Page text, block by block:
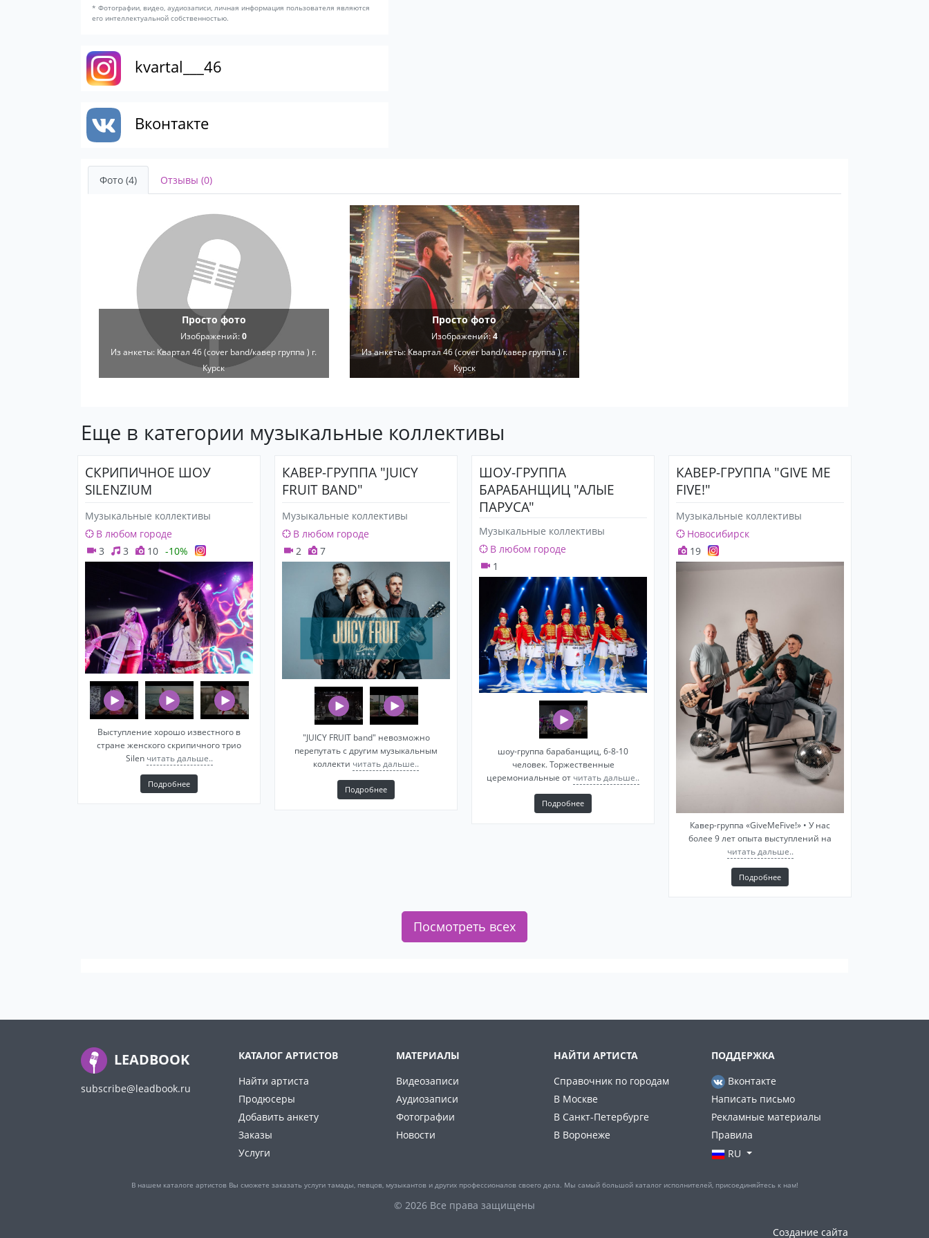
* Фотографии, видео, аудиозаписи, личная информация пользователя являются
его интеллектуальной собственностью.
kvartal___46
Вконтакте
Фото (4) Отзывы (0)
Просто фото
Изображений:0
Из анкеты: Квартал 46 (cover band/кавер группа ) г.
Курск
Просто фото
Изображений:4
Из анкеты:Квартал 46 (cover band/кавер группа ) г.
Курск
Еще в категории музыкальные коллективы
СКРИПИЧНОЕ ШОУ
SILENZIUM
Музыкальные коллективы
В любом городе
3
3 10 -10%
Выступление хорошо известного в
стране женского скрипичного трио
Silen читать дальше..
Подробнее
КАВЕР-ГРУППА "JUICY
FRUIT BAND"
Музыкальные коллективы
В любом городе
2
7
"JUICY FRUIT band" невозможно
перепутать с другим музыкальным
коллекти читать дальше..
Подробнее
ШОУ-ГРУППА
БАРАБАНЩИЦ "АЛЫЕ
ПАРУСА"
Музыкальные коллективы
В любом городе
1
шоу-группа барабанщиц, 6-8-10
человек. Торжественные
церемониальные от читать дальше..
Подробнее
КАВЕР-ГРУППА "GIVE ME
FIVE!"
Музыкальные коллективы
Новосибирск
19
Кавер-группа «GiveMeFive!» • У нас
более 9 лет опыта выступлений на
читать дальше..
Подробнее
Посмотреть всех
LEADBOOK
subscribe@leadbook.ru
КАТАЛОГ АРТИСТОВ
Найти артиста
Продюсеры
Добавить анкету
Заказы
Услуги
МАТЕРИАЛЫ
Видеозаписи
Аудиозаписи
Фотографии
Новости
НАЙТИ АРТИСТА
Справочник по городам
В Москве
В Санкт-Петербурге
В Воронеже
ПОДДЕРЖКА
Вконтакте
Написать письмо
Рекламные материалы
Правила
RU
В нашем каталоге артистов Вы сможете заказать услуги тамады, певцов, музыкантов и других профессионалов своего дела. Мы самый большой каталог исполнителей, присоединяйтесь к нам!
© 2026 Все права защищены
Создание сайта